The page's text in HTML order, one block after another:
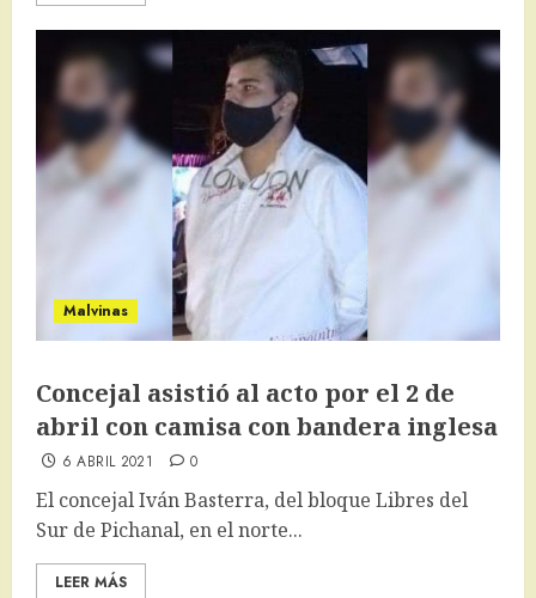
Malvinas
Concejal asistió al acto por el 2 de
abril con camisa con bandera inglesa
6 ABRIL 2021 0
El concejal Iván Basterra, del bloque Libres del
Sur de Pichanal, en el norte...
LEER MÁS